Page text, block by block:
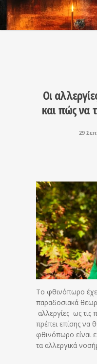
Οι
και πώς να
29
Το φθινόπωρο
παραδοσιακά
αλλεργίες ως τις
πρέπει επίσης να
φθινόπωρο είναι
τα αλλεργικά